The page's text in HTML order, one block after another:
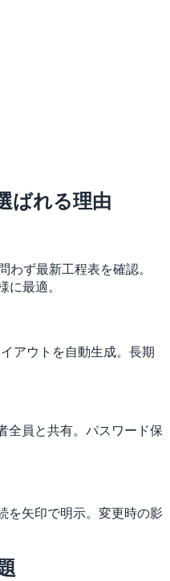
ばれる理由
ず最新工程表を確認。
最適。
アウトを自動生成。長期
全員と共有。パスワード保
を矢印で明示。変更時の影